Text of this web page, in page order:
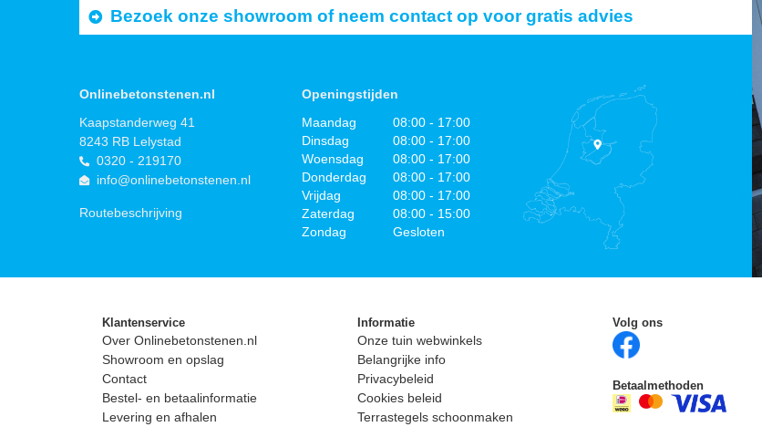
Bezoek onze showroom of neem contact op voor gratis advies
Onlinebetonstenen.nl
Kaapstanderweg 41
8243 RB Lelystad
0320 - 219170
info@onlinebetonstenen.nl
Routebeschrijving
Openingstijden
Maandag
08:00 - 17:00
Dinsdag
08:00 - 17:00
Woensdag
08:00 - 17:00
Donderdag
08:00 - 17:00
Vrijdag
08:00 - 17:00
Zaterdag
08:00 - 15:00
Zondag
Gesloten
Klantenservice
Over Onlinebetonstenen.nl
Showroom en opslag
Contact
Bestel- en betaalinformatie
Levering en afhalen
Informatie
Onze tuin webwinkels
Belangrijke info
Privacybeleid
Cookies beleid
Terrastegels schoonmaken
Volg ons
Betaalmethoden